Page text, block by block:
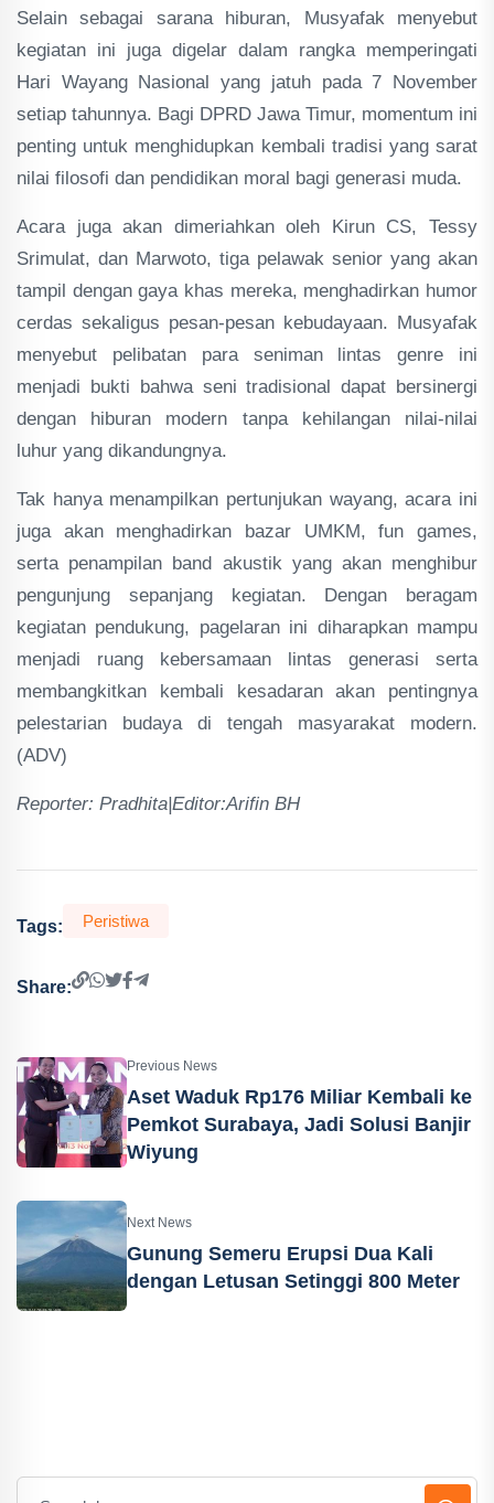
Selain sebagai sarana hiburan, Musyafak menyebut
kegiatan ini juga digelar dalam rangka memperingati
Hari Wayang Nasional yang jatuh pada 7 November
setiap tahunnya. Bagi DPRD Jawa Timur, momentum ini
penting untuk menghidupkan kembali tradisi yang sarat
nilai filosofi dan pendidikan moral bagi generasi muda.
Acara juga akan dimeriahkan oleh Kirun CS, Tessy
Srimulat, dan Marwoto, tiga pelawak senior yang akan
tampil dengan gaya khas mereka, menghadirkan humor
cerdas sekaligus pesan-pesan kebudayaan. Musyafak
menyebut pelibatan para seniman lintas genre ini
menjadi bukti bahwa seni tradisional dapat bersinergi
dengan hiburan modern tanpa kehilangan nilai-nilai
luhur yang dikandungnya.
Tak hanya menampilkan pertunjukan wayang, acara ini
juga akan menghadirkan bazar UMKM, fun games,
serta penampilan band akustik yang akan menghibur
pengunjung sepanjang kegiatan. Dengan beragam
kegiatan pendukung, pagelaran ini diharapkan mampu
menjadi ruang kebersamaan lintas generasi serta
membangkitkan kembali kesadaran akan pentingnya
pelestarian budaya di tengah masyarakat modern.
(ADV)
Reporter: Pradhita|Editor:Arifin BH
Tags: Peristiwa
Share:
Previous News
Aset Waduk Rp176 Miliar Kembali ke
Pemkot Surabaya, Jadi Solusi Banjir
Wiyung
Next News
Gunung Semeru Erupsi Dua Kali
dengan Letusan Setinggi 800 Meter